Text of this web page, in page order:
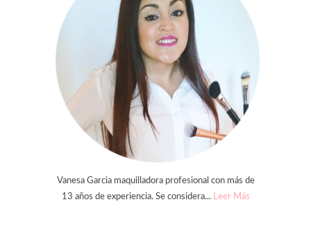
Vanesa Garcia maquilladora profesional con más de
13 años de experiencia. Se considera... Leer Más